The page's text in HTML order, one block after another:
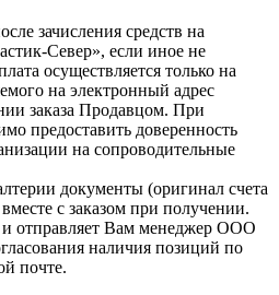
зачисления средств на
Север», если иное не
осуществляется только на
на электронный адрес
заказа Продавцом. При
предоставить доверенность
на сопроводительные
документы (оригинал счета
с заказом при получении.
и отправляет Вам менеджер ООО
наличия позиций по
почте.